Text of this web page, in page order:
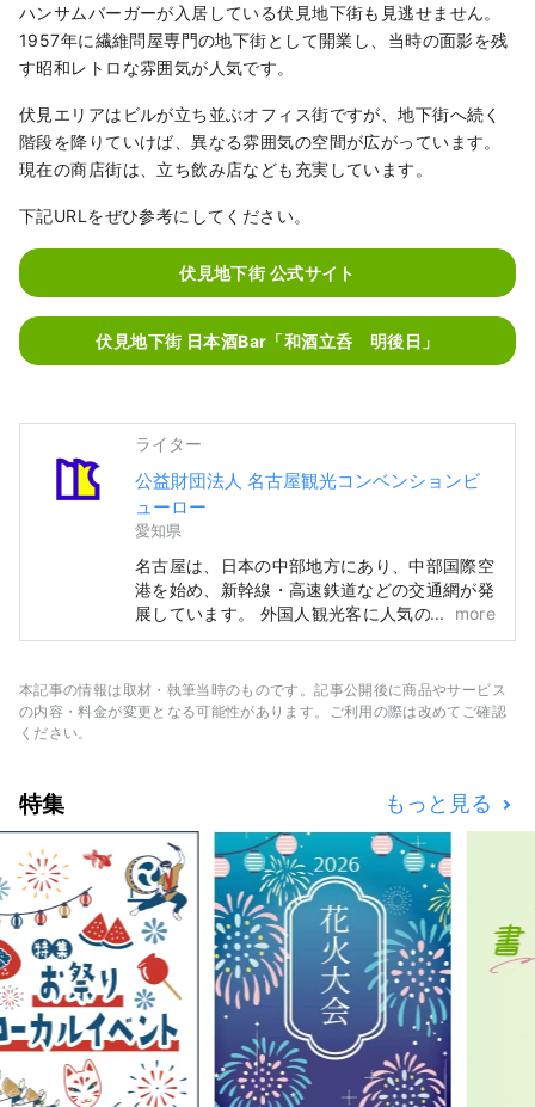
ハンサムバーガーが入居している伏見地下街も見逃せません。
1957年に繊維問屋専門の地下街として開業し、当時の面影を残
す昭和レトロな雰囲気が人気です。
伏見エリアはビルが立ち並ぶオフィス街ですが、地下街へ続く
階段を降りていけば、異なる雰囲気の空間が広がっています。
現在の商店街は、立ち飲み店なども充実しています。
下記URLをぜひ参考にしてください。
伏見地下街 公式サイト
伏見地下街 日本酒Bar「和酒立呑 明後日」
ライター
公益財団法人 名古屋観光コンベンションビ
ューロー
愛知県
名古屋は、日本の中部地方にあり、中部国際空
港を始め、新幹線・高速鉄道などの交通網が発
展しています。 外国人観光客に人気のある、
東京と京都・大阪を結ぶゴールデンルートの中
す。 昔、この地方出身の武将が数多く活躍し
ました。名古屋城や徳川美術館などで、武家文
かな伝統文化を楽しむことができます。 ま
た、名古屋では、さまざまな分野の産業が発展
してきました。トヨタ産業技術記念館などで、
ものづくりの歴史を学ぶことができます。 ま
た「なごやめし」と呼ばれるオリジナリティあ
ふれる地元のグルメが人気です。滞在中、バラ
エティに富む食文化を堪能することができま
す。 歴史やものづくり、食や伝統文化など、
さまざまな角度から楽しめる名古屋にぜひお越
しください。
more
本記事の情報は取材・執筆当時のものです。記事公開後に商品やサービス
の内容・料金が変更となる可能性があります。ご利用の際は改めてご確認
ください。
特集 もっと見る